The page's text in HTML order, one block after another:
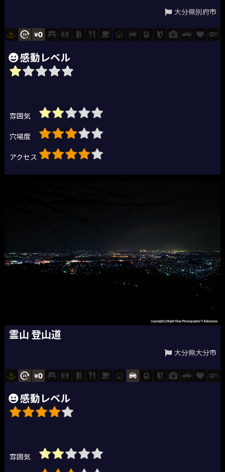
大分県別府市
感動レベル
雰囲気
穴場度
アクセス
霊山 登山道
大分県大分市
感動レベル
雰囲気